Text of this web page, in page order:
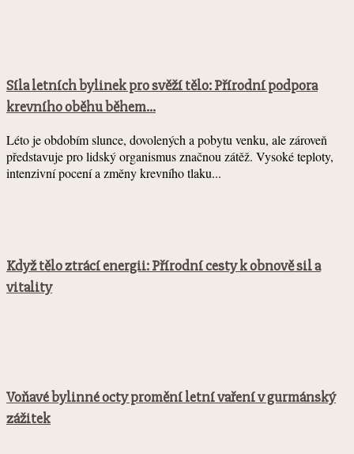
Síla letních bylinek pro svěží tělo: Přírodní podpora
krevního oběhu během...
Léto je obdobím slunce, dovolených a pobytu venku, ale zároveň
představuje pro lidský organismus značnou zátěž. Vysoké teploty,
intenzivní pocení a změny krevního tlaku...
Když tělo ztrácí energii: Přírodní cesty k obnově sil a
vitality
Voňavé bylinné octy promění letní vaření v gurmánský
zážitek